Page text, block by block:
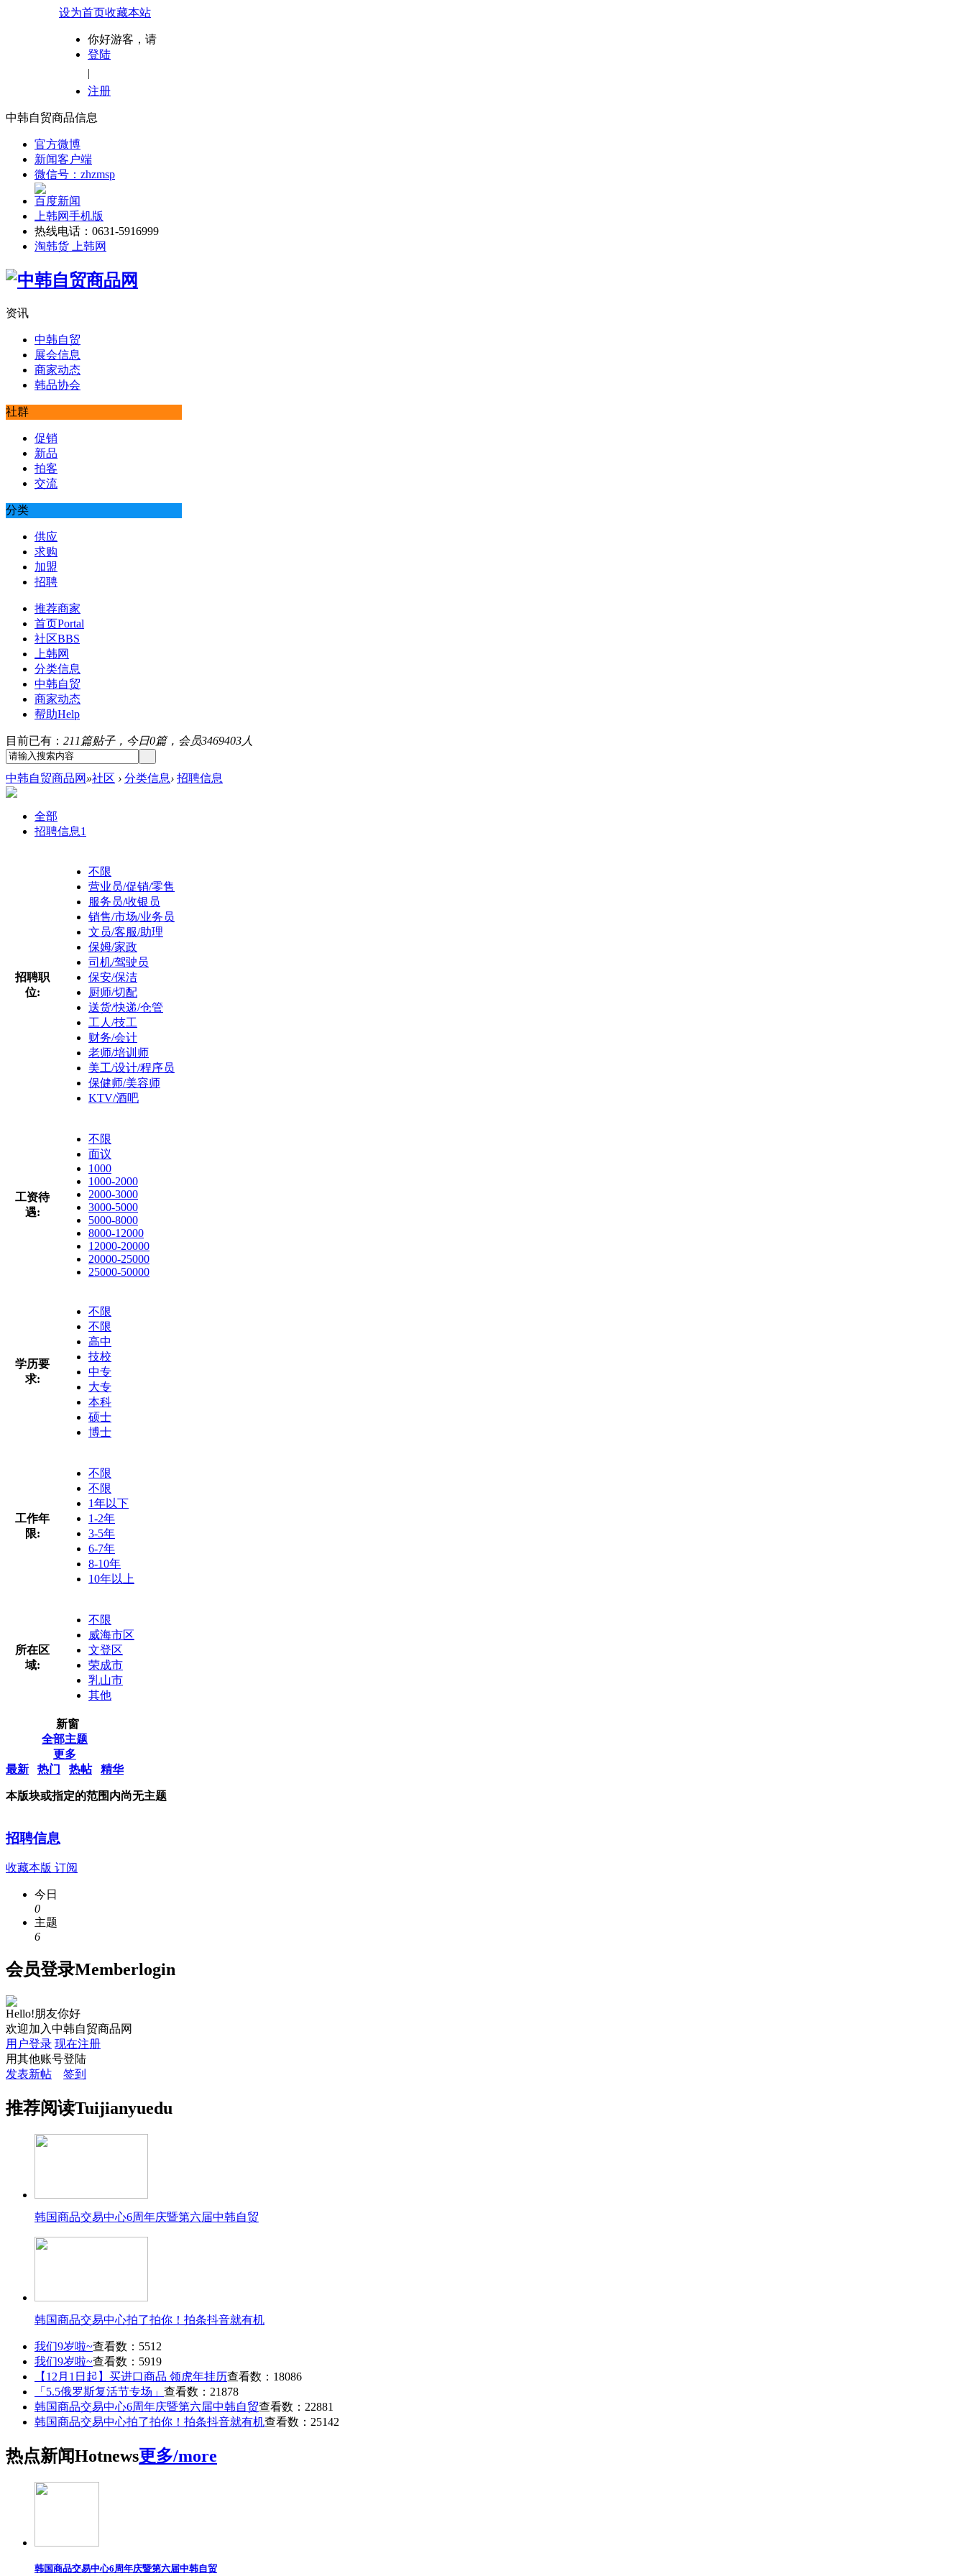
设为首页收藏本站
你好游客，请
登陆
|
注册
中韩自贸商品信息
官方微博
新闻客户端
微信号：zhzmsp
百度新闻
上韩网手机版
热线电话：0631-5916999
淘韩货 上韩网
资讯
中韩自贸
展会信息
商家动态
韩品协会
社群
促销
新品
拍客
交流
分类
供应
求购
加盟
招聘
推荐商家
首页Portal
社区BBS
上韩网
分类信息
中韩自贸
商家动态
帮助Help
目前已有： 211篇贴子，今日0篇，会员3469403人
中韩自贸商品网 »社区 › 分类信息› 招聘信息
全部
招聘信息1
招聘职
位:
不限
营业员/促销/零售
服务员/收银员
销售/市场/业务员
文员/客服/助理
保姆/家政
司机/驾驶员
保安/保洁
厨师/切配
送货/快递/仓管
工人/技工
财务/会计
老师/培训师
美工/设计/程序员
保健师/美容师
KTV/酒吧
工资待
遇:
不限
面议
1000
1000-2000
2000-3000
3000-5000
5000-8000
8000-12000
12000-20000
20000-25000
25000-50000
学历要
求:
不限
不限
高中
技校
中专
大专
本科
硕士
博士
工作年
限:
不限
不限
1年以下
1-2年
3-5年
6-7年
8-10年
10年以上
所在区
域:
不限
威海市区
文登区
荣成市
乳山市
其他
新窗
全部主题
更多
最新
热门 热帖 精华
本版块或指定的范围内尚无主题
招聘信息
收藏本版 订阅
今日
0
主题
6
会员登录Memberlogin
Hello!朋友你好
欢迎加入中韩自贸商品网
用户登录 现在注册
用其他账号登陆
发表新帖
签到
推荐阅读Tuijianyuedu
韩国商品交易中心6周年庆暨第六届中韩自贸
韩国商品交易中心拍了拍你！拍条抖音就有机
我们9岁啦~查看数：5512
我们9岁啦~查看数：5919
【12月1日起】买进口商品 领虎年挂历查看数：18086
「5.5俄罗斯复活节专场」 查看数：21878
韩国商品交易中心6周年庆暨第六届中韩自贸查看数：22881
韩国商品交易中心拍了拍你！拍条抖音就有机查看数：25142
热点新闻Hotnews更多/more
韩国商品交易中心6周年庆暨第六届中韩自贸